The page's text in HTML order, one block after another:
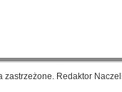
zastrzeżone. Redaktor